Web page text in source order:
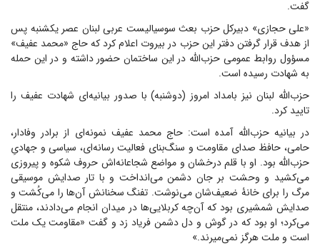
گفت.
«علی حجازی» دبیرکل حزب بعث سوسیالیست عربی لبنان عصر یکشنبه پس
از هدف قرار گرفتن دفتر این حزب در بیروت اعلام کرد که حاج «محمد عفیف»
مسؤول روابط عمومی حزب‌الله در این ساختمان حضور داشته و در این حمله
به شهادت رسیده است.
حزب‌الله لبنان نیز بامداد امروز (دوشنبه) با صدور بیانیه‌ای شهادت عفیف را
تایید کرد.
در بیانیه حزب‌الله آمده است: حاج محمد عفیف نمونه‌ای از برادر وفادار،
حامی، حافظ صدای مقاومت و سنگ‌بنای فعالیت رسانه‌ای، سیاسی و جهادیِ
حزب‌الله بود. او با قلم درخشان و مواضع شجاعانه‌اش حروف شکوه و پیروزی
می‌کشید و وحشت بر جان دشمن می‌انداخت و با تار صدایش موسیقی
مرگ را برای خانۀ ضعیف‌شان می‌نوشت. تفنگ سخنانش آن‌ها را می‌کُشت و
صدایش شمشیری بود که آن‌چه کربلایی‌ها در میدان انجام می‌دادند، منتقل
می‌کرد؛ او بود که در گوش و دل دشمن فریاد زد و گفت «مقاومت یک ملت
است و ملت هرگز نمی‌میرند.»